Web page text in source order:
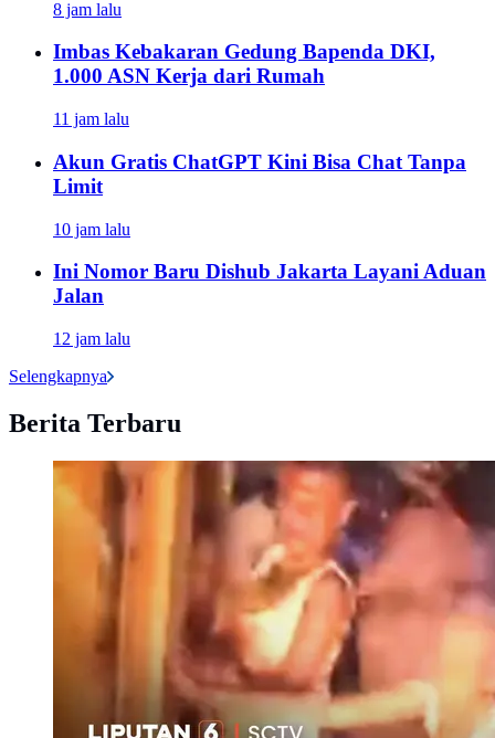
8 jam lalu
Imbas Kebakaran Gedung Bapenda DKI,
1.000 ASN Kerja dari Rumah
11 jam lalu
Akun Gratis ChatGPT Kini Bisa Chat Tanpa
Limit
10 jam lalu
Ini Nomor Baru Dishub Jakarta Layani Aduan
Jalan
12 jam lalu
Selengkapnya
Berita Terbaru